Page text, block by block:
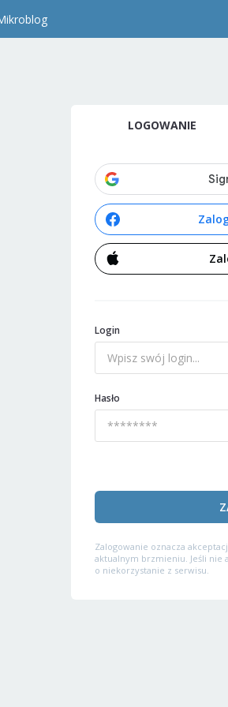
LOGOWANIE
Login
Hasło
Zalogowanie oznacza
aktualnym brzmieniu. Jeśli nie
o niekorzystanie z serwisu.